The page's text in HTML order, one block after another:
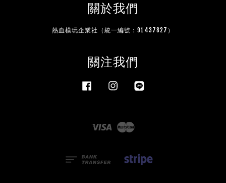
關於我們
熱血模玩企業社（統一編號：91437827）
關注我們
Facebook Instagram
Visa